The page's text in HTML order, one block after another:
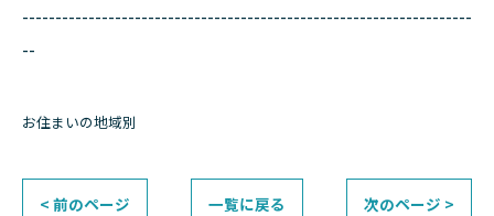
--------------------------------------------------------------------
--
お住まいの地域別
< 前のページ 一覧に戻る 次のページ >